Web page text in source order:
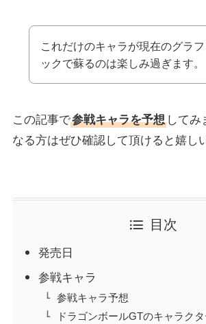
これだけのキャラが現在のグラフ
ックで蘇るのは楽しみ過ぎます。
この記事で参戦キャラを予想してみ
なる方はぜひ確認して頂けると嬉し
目次
発売日
参戦キャラ
参戦キャラ予想
ドラゴンボールGTのキャラク